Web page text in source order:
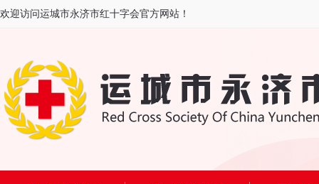
欢迎访问运城市永济市红十字会官方网站！